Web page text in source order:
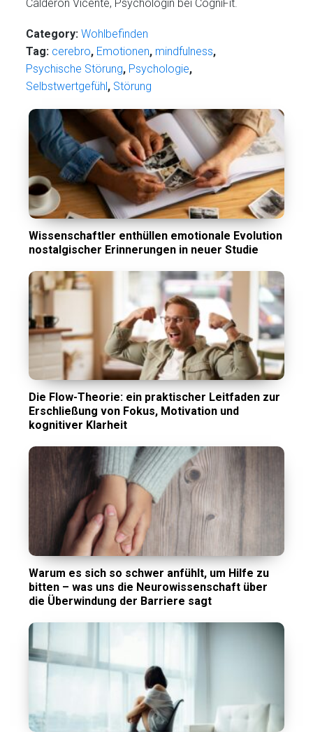
Calderón Vicente, Psychologin bei CogniFit.
Category: Wohlbefinden
Tag: cerebro, Emotionen, mindfulness,
Psychische Störung, Psychologie,
Selbstwertgefühl, Störung
Wissenschaftler enthüllen emotionale Evolution
nostalgischer Erinnerungen in neuer Studie
Die Flow-Theorie: ein praktischer Leitfaden zur
Erschließung von Fokus, Motivation und
kognitiver Klarheit
Warum es sich so schwer anfühlt, um Hilfe zu
bitten – was uns die Neurowissenschaft über
die Überwindung der Barriere sagt